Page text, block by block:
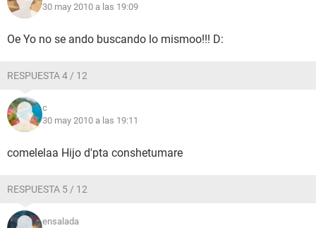
30 may 2010 a las 19:09
Oe Yo no se ando buscando lo mismoo!!! D:
RESPUESTA 4 / 12
c
30 may 2010 a las 19:11
comelelaa Hijo d'pta conshetumare
RESPUESTA 5 / 12
ensalada